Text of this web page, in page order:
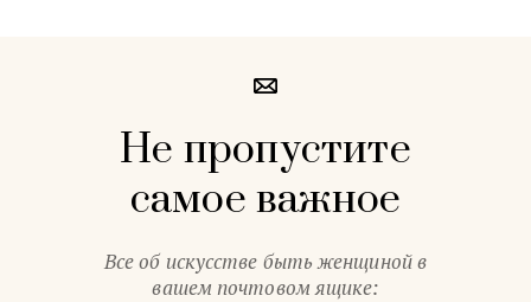
Не пропустите
самое важное
Все об искусстве быть женщиной в
вашем почтовом ящике: